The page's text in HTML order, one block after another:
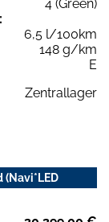
4 (Green)
6,5 l/100km
148 g/km
E
Zentrallager
(Navi*LED